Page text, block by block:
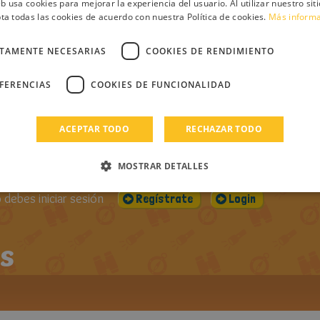
DE
PUBLICADO EL:
25-12-2012
VISUALIZACIONES:
1628
iniciar sesión Regístrate Login
usa cookies para mejorar la experiencia del usuario. Al utilizar nuestro
todas las cookies de acuerdo con nuestra Política de cookies. Más
NECESARIAS COOKIES DE RENDIMIENTO
COOKIES DE FUNCIONALIDAD
ACEPTAR TODO RECHAZAR TODO
MOSTRAR DETALLES